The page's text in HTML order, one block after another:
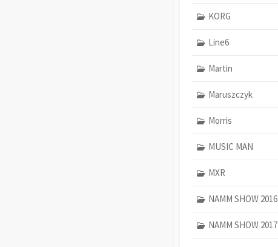
KORG
Line6
Martin
Maruszczyk
Morris
MUSIC MAN
MXR
NAMM SHOW 2016
NAMM SHOW 2017